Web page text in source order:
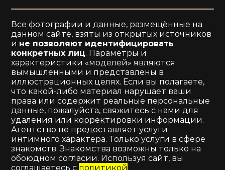
Все фотографии и данные, размещённые на
данном сайте, взяты из открытых источников
и не позволяют идентифицировать
конкретных лиц. Параметры и
характеристики «моделей» являются
вымышленными и представлены в
иллюстрационных целях. Если вы полагаете,
что какой-либо материал нарушает ваши
права или содержит реальные персональные
данные, пожалуйста, свяжитесь с нами для
удаления или корректировки информации.
Агентство не предоставляет услуги
интимного характера. Только услуги в сфере
знакомств. Знакомства возможны только на
обоюдном согласии. Используя сайт, вы
соглашаетесь с политикой